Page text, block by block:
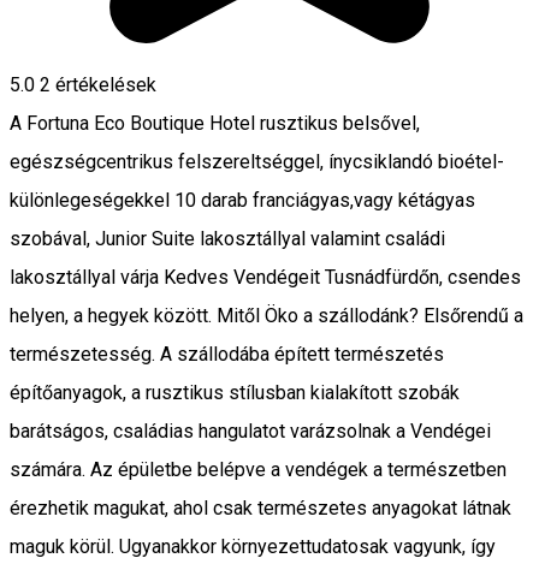
5.0 2 értékelések
A Fortuna Eco Boutique Hotel rusztikus belsővel,
egészségcentrikus felszereltséggel, ínycsiklandó bioétel-
különlegeségekkel 10 darab franciágyas,vagy kétágyas
szobával, Junior Suite lakosztállyal valamint családi
lakosztállyal várja Kedves Vendégeit Tusnádfürdőn, csendes
helyen, a hegyek között. Mitől Öko a szállodánk? Elsőrendű a
természetesség. A szállodába épített természetés
építőanyagok, a rusztikus stílusban kialakított szobák
barátságos, családias hangulatot varázsolnak a Vendégei
számára. Az épületbe belépve a vendégek a természetben
érezhetik magukat, ahol csak természetes anyagokat látnak
maguk körül. Ugyanakkor környezettudatosak vagyunk, így